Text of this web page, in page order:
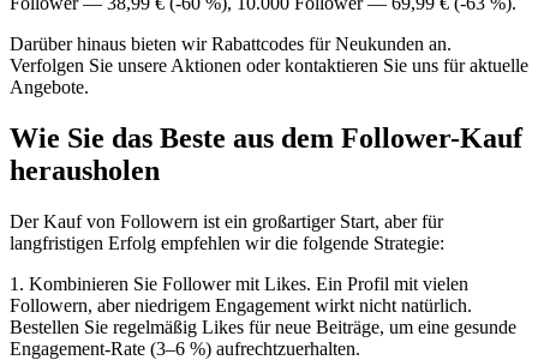
Darüber hinaus bieten wir Rabattcodes für Neukunden an.
Verfolgen Sie unsere Aktionen oder kontaktieren Sie uns für aktuelle
Angebote.
Wie Sie das Beste aus dem Follower-Kauf
herausholen
Der Kauf von Followern ist ein großartiger Start, aber für
langfristigen Erfolg empfehlen wir die folgende Strategie:
1. Kombinieren Sie Follower mit Likes. Ein Profil mit vielen
Followern, aber niedrigem Engagement wirkt nicht natürlich.
Bestellen Sie regelmäßig Likes für neue Beiträge, um eine gesunde
Engagement-Rate (3–6 %) aufrechtzuerhalten.